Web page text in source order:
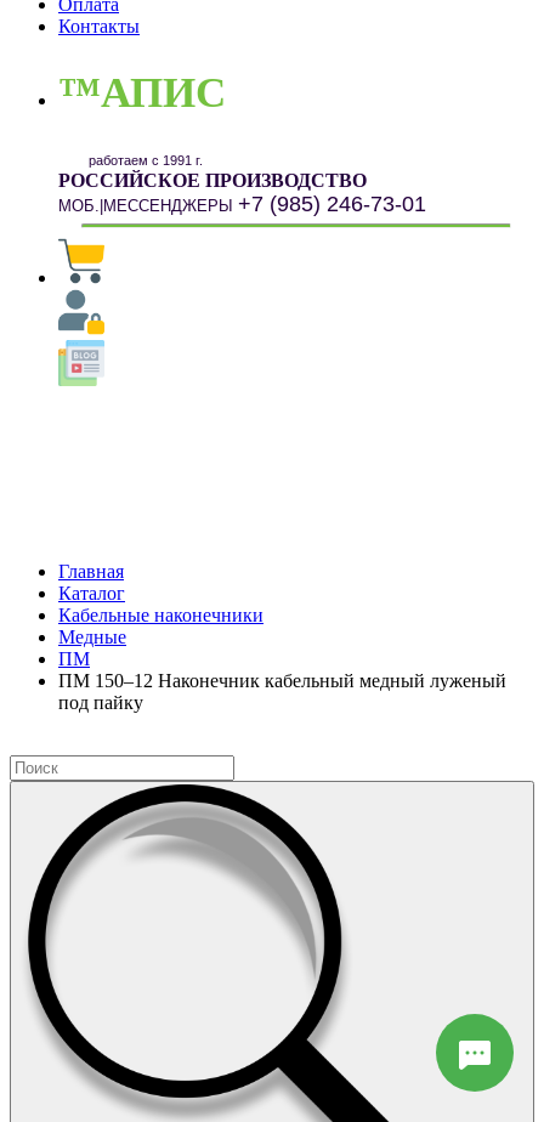
Оплата
Контакты
™АПИС
работаем с 1991 г.
РОССИЙСКОЕ ПРОИЗВОДСТВО
МОБ.|МЕССЕНДЖЕРЫ +7 (985) 246-73-01
Главная
Каталог
Кабельные наконечники
Медные
ПМ
ПМ 150–12 Наконечник кабельный медный луженый
под пайку